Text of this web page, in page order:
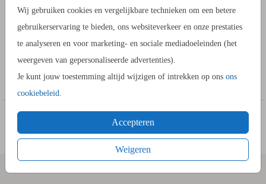
Wij gebruiken cookies en vergelijkbare technieken om een betere
gebruikerservaring te bieden, ons websiteverkeer en onze prestaties
te analyseren en voor marketing- en sociale mediadoeleinden (het
weergeven van gepersonaliseerde advertenties).
Je kunt jouw toestemming altijd wijzigen of intrekken op ons ons
cookiebeleid.
Accepteren
Weigeren
Plaats jullie eigen initialen op deze trouwkaart met logo en
zwartfolie. Alle teksten worden met de mooie glimmende laag
van zwartfolie gedrukt. Je zou ook een touwtje om deze
trouwkaart kunnen strikken. Touw bestel je bij je kaarten.
HOE WERKT HET?
- Ga naar de kaartopmaker om een stijlvol ontwerp te maken.
- Je kunt gebruik maken van onze uitgebreide beeldbank.
- Bewaar het ontwerp in je account. Je kunt later verder
werken.
Toon meer